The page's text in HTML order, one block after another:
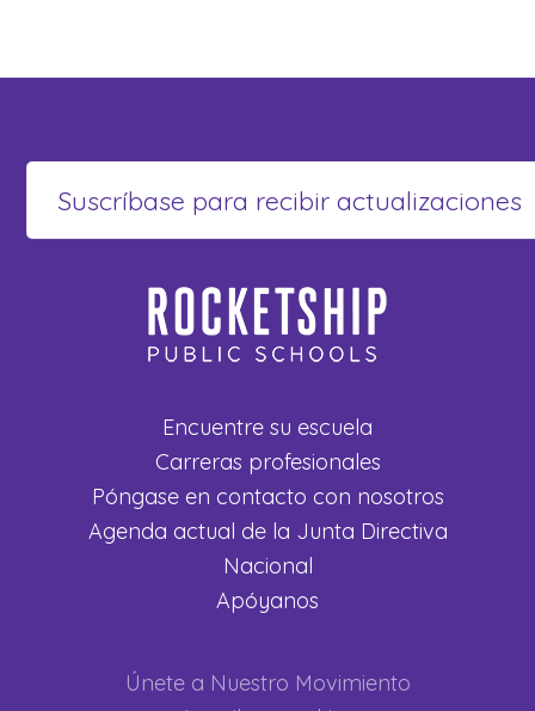
Encuentre su escuela
Carreras profesionales
Póngase en contacto con nosotros
Agenda actual de la Junta Directiva
Nacional
Apóyanos
Únete a Nuestro Movimiento